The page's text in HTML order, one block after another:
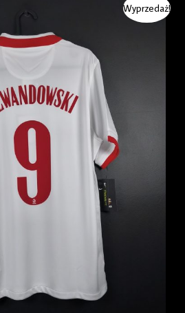
Wyprzedaż!
cena
wynosiła:
349.99 zł. 299.99 zł.